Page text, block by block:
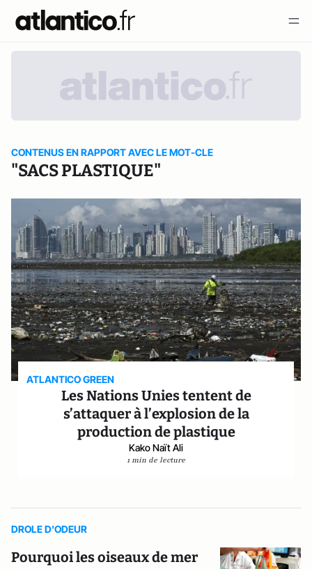
CONTENUS EN RAPPORT AVEC LE MOT-CLE
"SACS PLASTIQUE"
ATLANTICO GREEN
Les Nations Unies tentent de
s’attaquer à l’explosion de la
production de plastique
Kako Naït Ali
1 min de lecture
DROLE D'ODEUR
Pourquoi les oiseaux de mer